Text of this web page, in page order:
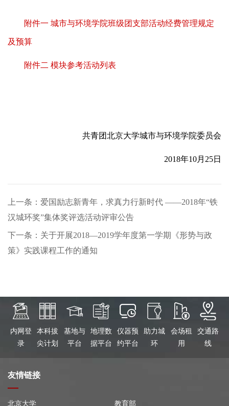
附件一 城市与环境学院班级团支部活动经费管理规定
及预算
附件二 模块参考活动列表
共青团北京大学城市与环境学院委员会
2018年10月25日
上一条：爱国励志新青年，求真力行新时代 ——2018年“铁
汉城环奖”集体奖评选活动评审公告
下一条：关于开展2018—2019学年度第一学期《形势与政
策》实践课程工作的通知
内网登
录
本科拔
尖计划
基地与
平台
地理数
据平台
仪器预
约平台
助力城
环
会场租
用
交通路
线
友情链接
北京大学
教育部